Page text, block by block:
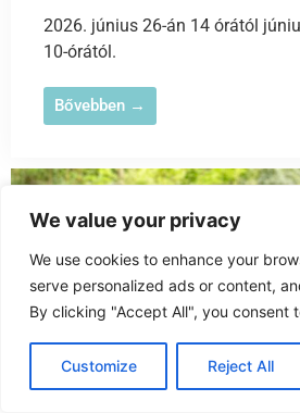
We value your privacy
We use cookies to enhance your
serve personalized ads or content,
By clicking "Accept All", you consent
Customize Reject All
2026. június 26-án 14 órától
10-órától.
Bővebben →